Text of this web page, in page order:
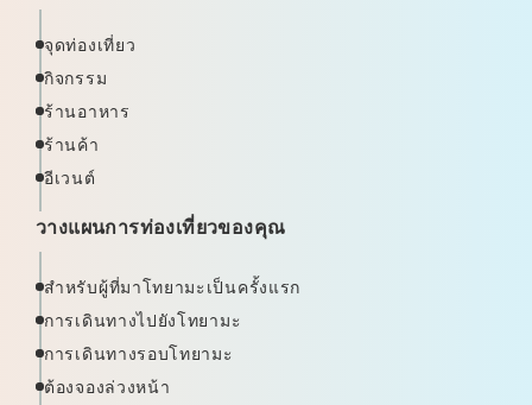
จุดท่องเที่ยว
กิจกรรม
ร้านอาหาร
ร้านค้า
อีเวนต์
วางแผนการท่องเที่ยวของคุณ
สำหรับผู้ที่มาโทยามะเป็นครั้งแรก
การเดินทางไปยังโทยามะ
การเดินทางรอบโทยามะ
ต้องจองล่วงหน้า